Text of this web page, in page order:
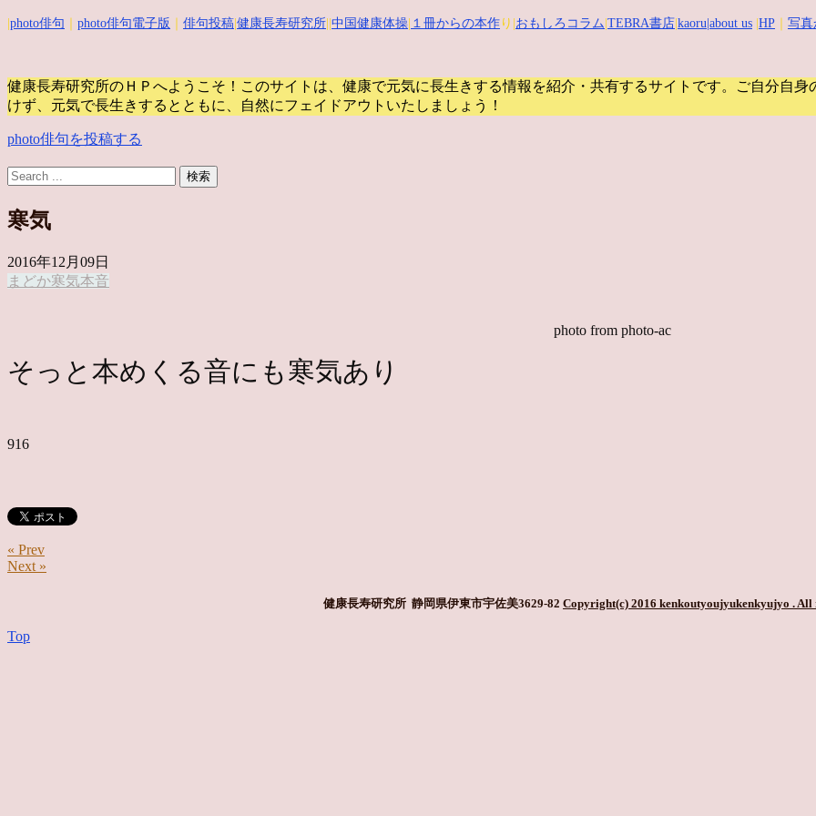
photo俳句 photo俳句電子版 俳句投稿 健康長寿研究所 中国健康体操 １冊からの本作 り| おもしろコラム TEBRA書店 kaoru |about us HP 写真
健康長寿研究所のＨＰへようこそ！このサイトは、健康で元気に長生きする情報を紹介・共有するサイトです。
ご自分自身
けず、元気で長生きするとともに、自然にフェイドアウトいたしましょう！
photo俳句を投稿する
寒気
2016年12月09日
まどか寒気本音
photo from photo-ac
そっと本めくる音にも寒気あり
916
« Prev
Next »
健康長寿研究所 静岡県伊東市宇佐美3629-82 Copyright(c) 2016 kenkoutyoujyukenkyujyo . All
Top